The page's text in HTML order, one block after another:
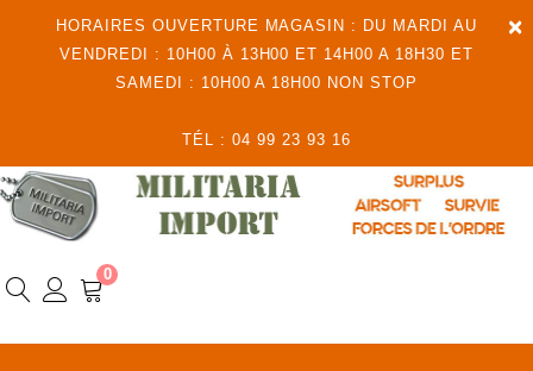
×
HORAIRES OUVERTURE MAGASIN : DU MARDI AU
VENDREDI : 10H00 À 13H00 ET 14H00 A 18H30 ET
SAMEDI : 10H00 A 18H00 NON STOP
TÉL : 04 99 23 93 16
0